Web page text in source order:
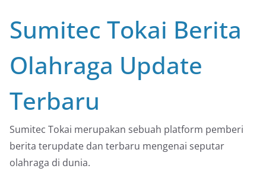
content
Sumitec Tokai Berita
Olahraga Update
Terbaru
Sumitec Tokai merupakan sebuah platform pemberi
berita terupdate dan terbaru mengenai seputar
olahraga di dunia.